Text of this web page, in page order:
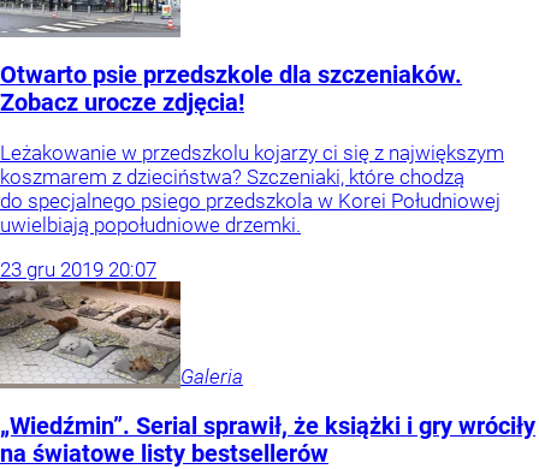
Otwarto psie przedszkole dla szczeniaków.
Zobacz urocze zdjęcia!
Leżakowanie w przedszkolu kojarzy ci się z największym
koszmarem z dzieciństwa? Szczeniaki, które chodzą
do specjalnego psiego przedszkola w Korei Południowej
uwielbiają popołudniowe drzemki.
23 gru 2019 20:07
Galeria
„Wiedźmin”. Serial sprawił, że książki i gry wróciły
na światowe listy bestsellerów